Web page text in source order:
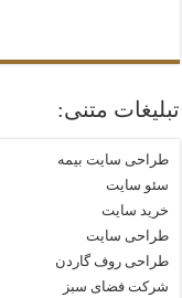
تبلیغات متنی:
طراحی سایت بیمه
سئو سایت
خرید سایت
طراحی سایت
طراحی روف گاردن
شرکت فضای سبز